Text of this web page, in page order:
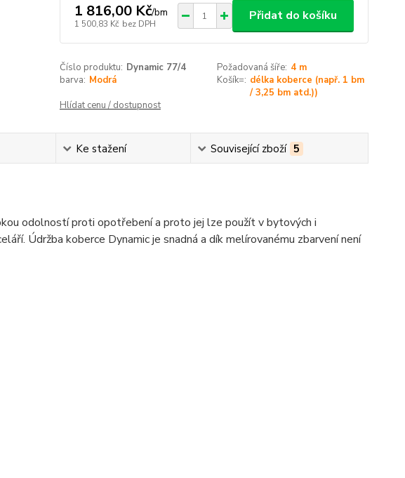
1 816,00 Kč/bm
1 500,83 Kč bez DPH
Přidat do košíku
Číslo produktu: Dynamic 77/4 Požadovaná šíře: 4 m
barva: Modrá Košík=: délka koberce (např. 1 bm
/ 3,25 bm atd.))
Hlídat cenu / dostupnost
Ke stažení Související zboží 5
odolností proti opotřebení a proto jej lze použít v bytových i
Údržba koberce Dynamic je snadná a dík melírovanému zbarvení není